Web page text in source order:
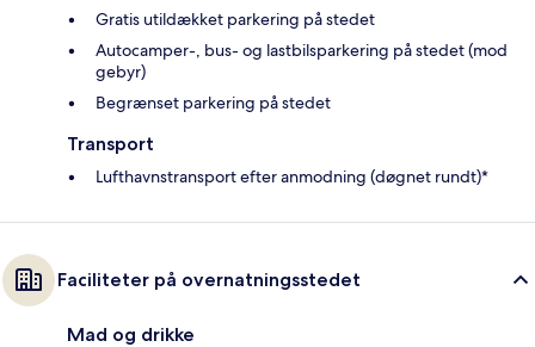
Gratis utildækket parkering på stedet
Autocamper-, bus- og lastbilsparkering på stedet (mod
gebyr)
Begrænset parkering på stedet
Transport
Lufthavnstransport efter anmodning (døgnet rundt)*
Faciliteter på overnatningsstedet
Mad og drikke